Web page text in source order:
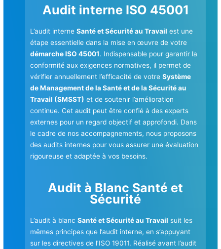
Audit interne ISO 45001
L’audit interneSanté et Sécurité au Travail est une
étape essentielle dans la mise en œuvre de votre
démarche ISO 45001. Indispensable pour garantir la
conformité aux exigences normatives, il permet de
vérifier annuellement l’efficacité de votreSystème
de Management de la Santé et de la Sécurité au
Travail (SMSST) et de soutenir l’amélioration
continue. Cet audit peut être confié à des experts
externes pour un regard objectif et approfondi. Dans
le cadre de nos accompagnements, nous proposons
des audits internes pour vous assurer une évaluation
rigoureuse et adaptée à vos besoins.
Audit à Blanc Santé et
Sécurité
L’audit à blancSanté et Sécurité au Travail suit les
mêmes principes que l’audit interne, en s’appuyant
sur les directives de l’ISO 19011. Réalisé avant l’audit